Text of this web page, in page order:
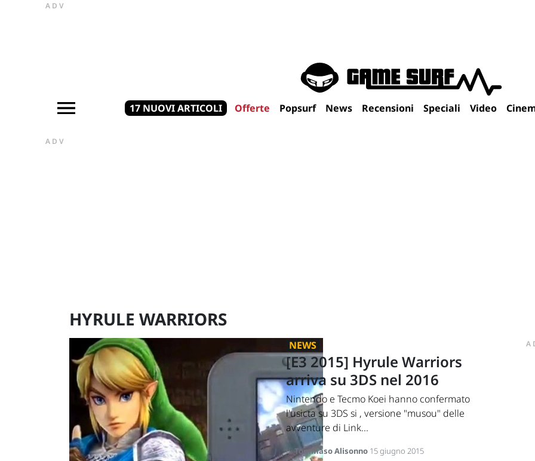
ADV
17 NUOVI ARTICOLI Offerte Popsurf News Recensioni Speciali Video
ADV
HYRULE WARRIORS
NEWS
[E3 2015] Hyrule Warriors
arriva su 3DS nel 2016
Nintendo e Tecmo Koei hanno confermato
l'usicta su 3DS si , versione "musou" delle
avventure di Link...
diTommaso Alisonno 15 giugno 2015